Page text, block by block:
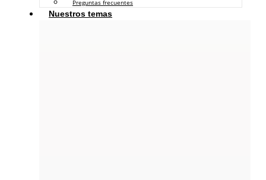
Preguntas frecuentes
Nuestros temas